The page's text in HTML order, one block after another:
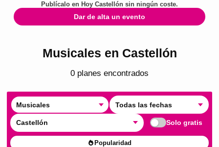
Publícalo en Hoy Castellón sin ningún coste.
Dar de alta un evento
Musicales en Castellón
0 planes encontrados
Musicales Todas las fechas
Castellón Solo gratis
Popularidad